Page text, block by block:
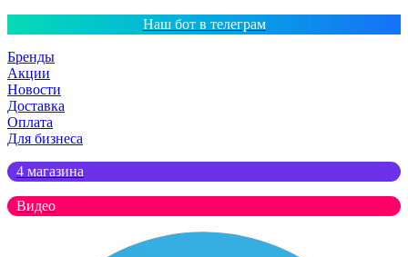
Наш бот в телеграм
Бренды
Акции
Новости
Доставка
Оплата
Для бизнеса
4 магазина
Видео